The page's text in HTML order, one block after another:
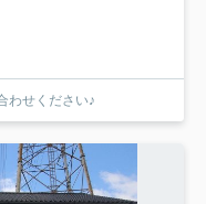
わせください♪